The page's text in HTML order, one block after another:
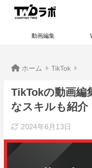
動画編集
ホーム TikTok
TikTokの動画編
なスキルも紹介
2024年6月13日